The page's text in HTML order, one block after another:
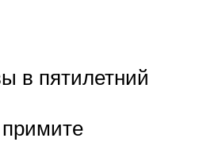
в пятилетний
примите